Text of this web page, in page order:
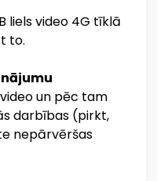
liels video 4G tīklā
to.
un pēc tam
darbības (pirkt,
nepārvēršas